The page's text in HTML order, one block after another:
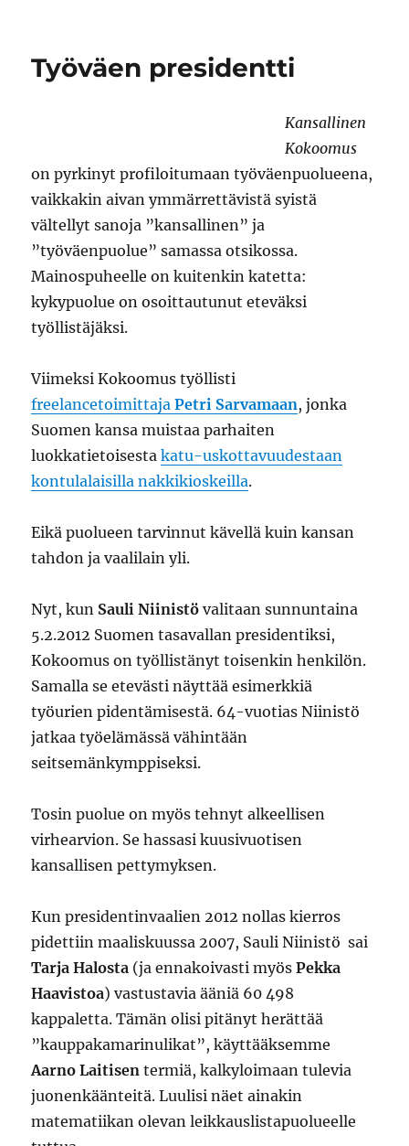
Työväen presidentti
Kansallinen
Kokoomus
on pyrkinyt profiloitumaan työväenpuolueena,
vaikkakin aivan ymmärrettävistä syistä
vältellyt sanoja ”kansallinen” ja
”työväenpuolue” samassa otsikossa.
Mainospuheelle on kuitenkin katetta:
kykypuolue on osoittautunut eteväksi
työllistäjäksi.
Viimeksi Kokoomus työllisti
freelancetoimittajaPetri Sarvamaan, jonka
Suomen kansa muistaa parhaiten
luokkatietoisestakatu-uskottavuudestaan
kontulalaisilla nakkikioskeilla.
Eikä puolueen tarvinnut kävellä kuin kansan
tahdon ja vaalilain yli.
Nyt, kun Sauli Niinistö valitaan sunnuntaina
5.2.2012 Suomen tasavallan presidentiksi,
Kokoomus on työllistänyt toisenkin henkilön.
Samalla se etevästi näyttää esimerkkiä
työurien pidentämisestä. 64-vuotias Niinistö
jatkaa työelämässä vähintään
seitsemänkymppiseksi.
Tosin puolue on myös tehnyt alkeellisen
virhearvion. Se hassasi kuusivuotisen
kansallisen pettymyksen.
Kun presidentinvaalien 2012 nollas kierros
pidettiin maaliskuussa 2007, Sauli Niinistö sai
Tarja Halosta (ja ennakoivasti myösPekka
Haavistoa) vastustavia ääniä 60 498
kappaletta. Tämän olisi pitänyt herättää
”kauppakamarinulikat”, käyttääksemme
Aarno Laitisen termiä, kalkyloimaan tulevia
juonenkäänteitä. Luulisi näet ainakin
matematiikan olevan leikkauslistapuolueelle